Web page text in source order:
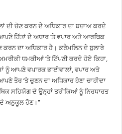
ਦੀ ਚੋਣ ਕਰਨ ਦੇ ਅਧਿਕਾਰ ਦਾ ਬਚਾਅ ਕਰਦੇ
ਹਿੱਤਾਂ ਦੇ ਅਧਾਰ ’ਤੇ ਵਪਾਰ ਅਤੇ ਆਰਥਿਕ
ਦਾ ਅਧਿਕਾਰ ਹੈ। ਕਰੈਮਲਿਨ ਦੇ ਬੁਲਾਰੇ
ਧਮਕੀਆਂ ’ਤੇ ਟਿੱਪਣੀ ਕਰਦੇ ਹੋਏ ਕਿਹਾ,
ਨੂੰ ਆਪਣੇ ਵਪਾਰਕ ਭਾਈਵਾਲਾਂ, ਵਪਾਰ ਅਤੇ
ਤੌਰ ’ਤੇ ਚੁਣਨ ਦਾ ਅਧਿਕਾਰ ਹੋਣਾ ਚਾਹੀਦਾ
ਸਹਿਯੋਗ ਦੇ ਉਨ੍ਹਾਂ ਤਰੀਕਿਆਂ ਨੂੰ ਨਿਰਧਾਰਤ
ਅਨੁਕੂਲ ਹੋਣ।’’